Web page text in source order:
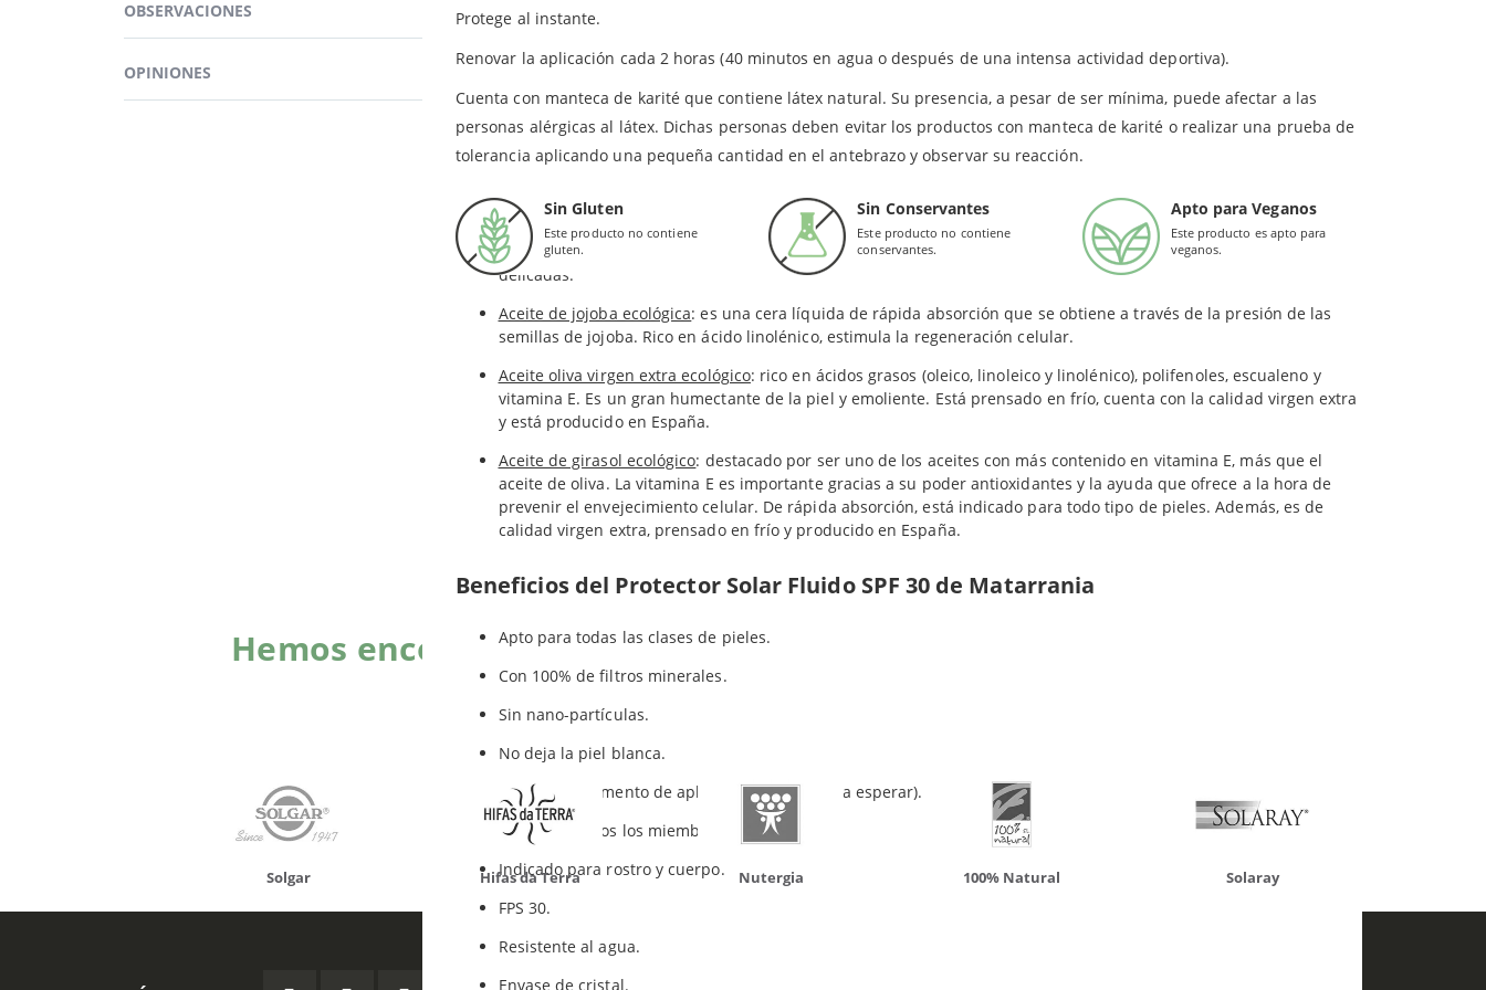
requisitos de seguridad, ofrece un equilibrio perfecto entre sostenibilidad y eficacia.
Ingredientes del Protector Solar Fluido SPF 30 de Matarrania
Óxido de zinc (no-nano): es un protector solar mineral que refleja los rayos UV evitando que penetren en la piel.
Ejerce como una pantalla física.
conocida por sus propiedades reparadoras y nutritivas para las pieles, secas, debilitadas o sensibles.
Flores de caléndula ecológicas
: vulneraria, epitelizante y emoliente. Es ideal para mejorar las pieles sensibles y
delicadas.
Aceite de jojoba ecológica: es una cera líquida de rápida absorción que se obtiene a través de la presión de las
semillas de jojoba. Rico en ácido linolénico, estimula la regeneración celular.
Aceite oliva virgen extra ecológico: rico en ácidos grasos (oleico, linoleico y linolénico), polifenoles, escualeno y
vitamina E. Es un gran humectante de la piel y emoliente. Está prensado en frío, cuenta con la calidad virgen extra
y está producido en España.
Aceite de girasol ecológico: destacado por ser uno de los aceites con más contenido en vitamina E, más que el
aceite de oliva. La vitamina E es importante gracias a su poder antioxidantes y la ayuda que ofrece a la hora de
prevenir el envejecimiento celular. De rápida absorción, está indicado para todo tipo de pieles. Además, es de
calidad virgen extra, prensado en frío y producido en España.
Beneficios del Protector Solar Fluido SPF 30 de Matarrania
Apto para todas las clases de pieles.
Con 100% de filtros minerales.
Sin nano-partículas.
No deja la piel blanca.
Protege al momento de aplicarse (no hace falta esperar).
Apto para todos los miembros de la familia.
Indicado para rostro y cuerpo.
FPS 30.
Resistente al agua.
Envase de cristal.
OBSERVACIONES
Protege al instante.
Renovar la aplicación cada 2 horas (40 minutos en agua o después de una intensa actividad deportiva).
Cuenta con manteca de karité que contiene látex natural. Su presencia, a pesar de ser mínima, puede afectar a las
personas alérgicas al látex. Dichas personas deben evitar los productos con manteca de karité o realizar una prueba de
tolerancia aplicando una pequeña cantidad en el antebrazo y observar su reacción.
Sin Gluten
Este producto no contiene
gluten.
Sin Conservantes
Este producto no contiene
conservantes.
Apto para Veganos
Este producto es apto para
veganos.
OPINIONES
Productos relacionados
Hemos encontrado otros productos que te pueden interesar
Solgar Hifas da Terra Nutergia 100% Natural Solaray